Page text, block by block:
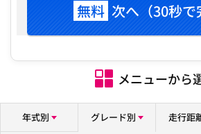
無料 次へ（30秒で
メニューから
年式別 グレード別 走行距